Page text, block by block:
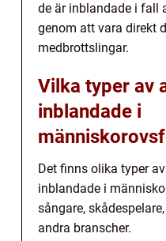
de är inblandade i fall
genom att vara direkt
medbrottslingar.
Vilka typer av
inblandade i
Det finns olika typer
inblandade i
sångare,
andra branscher.